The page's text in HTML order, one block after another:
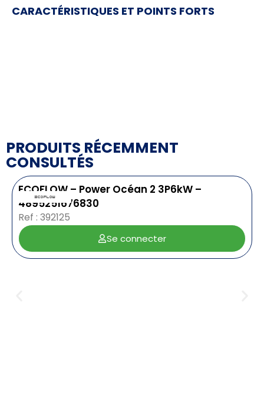
CARACTÉRISTIQUES ET POINTS FORTS
PRODUITS RÉCEMMENT
CONSULTÉS
ECOFLOW – Power Océan 2 3P6kW –
4895251676830
Ref : 392125
Se connecter